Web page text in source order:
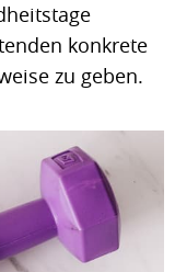
konkrete
zu geben.